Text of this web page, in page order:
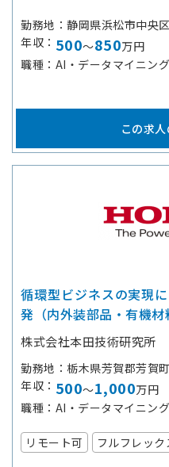
勤務地
静岡県浜松市中央
年収
500～850万円
職種
AI・データマイニング
この求
循環型ビジネスの実現
発（内外装部品・有機材
株式会社本田技術研究所
勤務地
栃木県芳賀郡芳賀
年収
500～1,000万円
職種
AI・データマイニング
リモート可 フルフレック